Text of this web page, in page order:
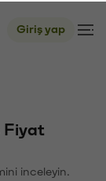
Giriş yap
Fiyat
inceleyin.